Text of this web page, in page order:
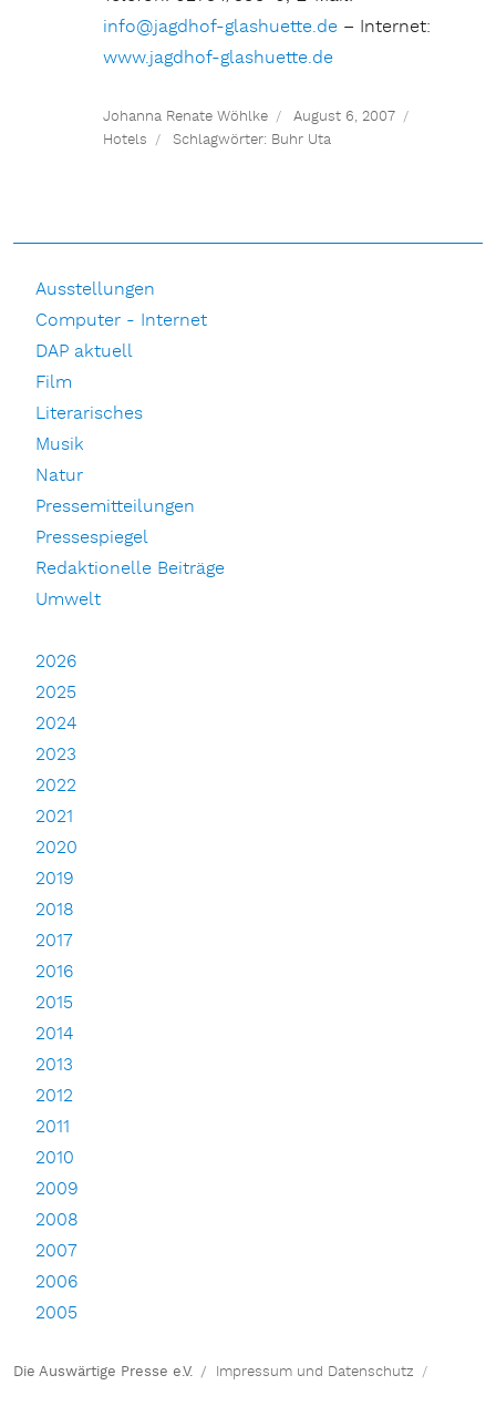
info@jagdhof-glashuette.de – Internet:
www.jagdhof-glashuette.de
Johanna Renate Wöhlke
August 6, 2007
Hotels
Schlagwörter: Buhr Uta
Ausstellungen
Computer - Internet
DAP aktuell
Film
Literarisches
Musik
Natur
Pressemitteilungen
Pressespiegel
Redaktionelle Beiträge
Umwelt
2026
2025
2024
2023
2022
2021
2020
2019
2018
2017
2016
2015
2014
2013
2012
2011
2010
2009
2008
2007
2006
2005
Die Auswärtige Presse e.V. Impressum und Datenschutz